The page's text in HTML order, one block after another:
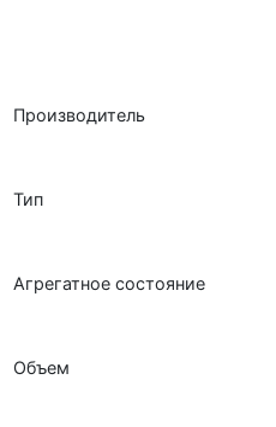
Производитель
Тип
Агрегатное состояние
Объем